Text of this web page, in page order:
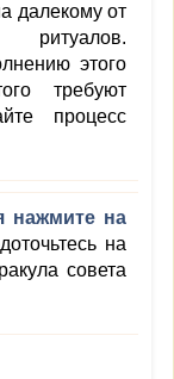
далекому от
ритуалов.
этого
требуют
процесс
нажмите на
на
совета